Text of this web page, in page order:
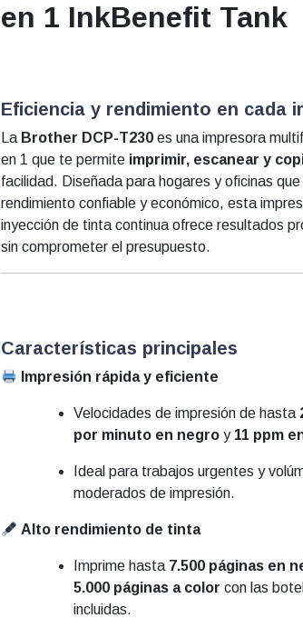
en 1 InkBenefit Tank
Eficiencia y rendimiento en cada
La Brother DCP-T230es una impresora
en 1 que te permite imprimir, escanear y
facilidad. Diseñada para hogares y oficinas que
rendimiento confiable y económico, esta
inyección de tinta continua ofrece resultados
sin comprometer el presupuesto.
Características principales
Impresión rápida y eficiente
Velocidades de impresión de hasta
por minuto en negroy 11 ppm
Ideal para trabajos urgentes y
moderados de impresión.
Alto rendimiento de tinta
Imprime hasta 7.500 páginas en
5.000 páginas a color con las
incluidas.